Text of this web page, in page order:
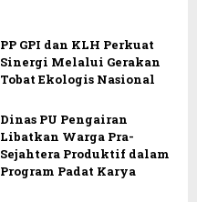
PP GPI dan KLH Perkuat
Sinergi Melalui Gerakan
Tobat Ekologis Nasional
Dinas PU Pengairan
Libatkan Warga Pra-
Sejahtera Produktif dalam
Program Padat Karya